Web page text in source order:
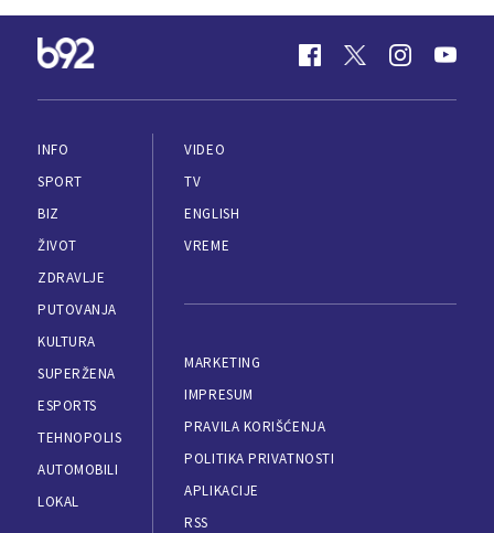
INFO
SPORT
BIZ
ŽIVOT
ZDRAVLJE
PUTOVANJA
KULTURA
SUPERŽENA
ESPORTS
TEHNOPOLIS
AUTOMOBILI
LOKAL
VIDEO
TV
ENGLISH
VREME
MARKETING
IMPRESUM
PRAVILA KORIŠĆENJA
POLITIKA PRIVATNOSTI
APLIKACIJE
RSS